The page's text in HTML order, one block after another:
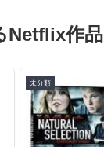
Netflix作品
未分類